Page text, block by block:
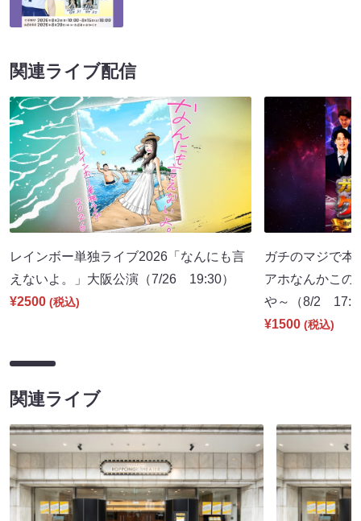
関連ライブ配信
レインボー単独ライブ2026「なんにも言
えないよ。」大阪公演（7/26 19:30）
¥2500 (税込)
ガチのマジで本
アホなんかこの
や～（8/2
¥1500 (税込)
関連ライブ